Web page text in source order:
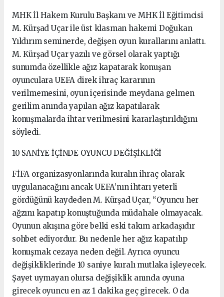
MHK İl Hakem Kurulu Başkanı ve MHK İl Eğitimcisi
M. Kürşad Uçar ile üst klasman hakemi Doğukan
Yıldırım seminerde, değişen oyun kurallarını anlattı.
M. Kürşad Uçar yazılı ve görsel olarak yaptığı
sunumda özellikle ağız kapatarak konuşan
oyunculara UEFA direk ihraç kararının
verilmemesini, oyun içerisinde meydana gelmen
gerilim anında yapılan ağız kapatılarak
konuşmalarda ihtar verilmesini kararlaştırıldığını
söyledi.
10 SANİYE İÇİNDE OYUNCU DEĞİŞİKLİĞİ
FİFA organizasyonlarında kuralın ihraç olarak
uygulanacağını ancak UEFA’nın ihtarı yeterli
gördüğünü kaydeden M. Kürşad Uçar, “Oyuncu her
ağzını kapatıp konuştuğunda müdahale olmayacak.
Oyunun akışına göre belki eski takım arkadaşıdır
sohbet ediyordur. Bu nedenle her ağız kapatılıp
konuşmak cezaya neden değil. Ayrıca oyuncu
değişikliklerinde 10 saniye kuralı mutlaka işleyecek.
Şayet uymayan olursa değişiklik anında oyuna
girecek oyuncu en az 1 dakika geç girecek. O da